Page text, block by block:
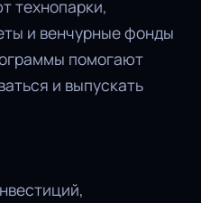
технопарки,
и венчурные фонды
помогают
и выпускать